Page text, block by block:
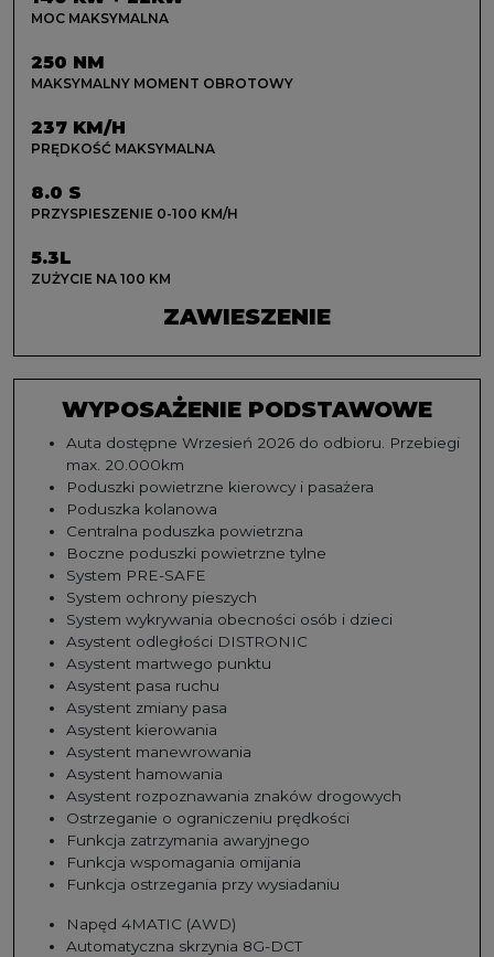
MOC MAKSYMALNA
250 NM
MAKSYMALNY MOMENT OBROTOWY
237 KM/H
PRĘDKOŚĆ MAKSYMALNA
8.0 S
PRZYSPIESZENIE 0-100 KM/H
5.3L
ZUŻYCIE NA 100 KM
ZAWIESZENIE
WYPOSAŻENIE PODSTAWOWE
Auta dostępne Wrzesień 2026 do odbioru. Przebiegi
max. 20.000km
Poduszki powietrzne kierowcy i pasażera
Poduszka kolanowa
Centralna poduszka powietrzna
Boczne poduszki powietrzne tylne
System PRE-SAFE
System ochrony pieszych
System wykrywania obecności osób i dzieci
Asystent odległości DISTRONIC
Asystent martwego punktu
Asystent pasa ruchu
Asystent zmiany pasa
Asystent kierowania
Asystent manewrowania
Asystent hamowania
Asystent rozpoznawania znaków drogowych
Ostrzeganie o ograniczeniu prędkości
Funkcja zatrzymania awaryjnego
Funkcja wspomagania omijania
Funkcja ostrzegania przy wysiadaniu
Napęd 4MATIC (AWD)
Automatyczna skrzynia 8G-DCT